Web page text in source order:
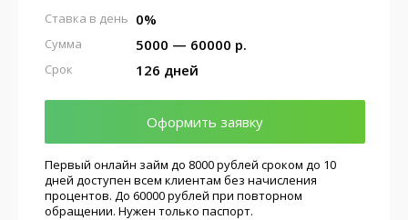
0%
Ставка в день
5000 — 60000 р.
Сумма
126 дней
Срок
Оформить заявку
Первый онлайн займ до 8000 рублей сроком до 10
дней доступен всем клиентам без начисления
процентов. До 60000 рублей при повторном
обращении. Нужен только паспорт.